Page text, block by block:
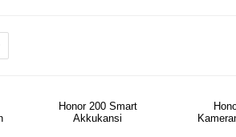
Honor 200 Smart
Akkukansi